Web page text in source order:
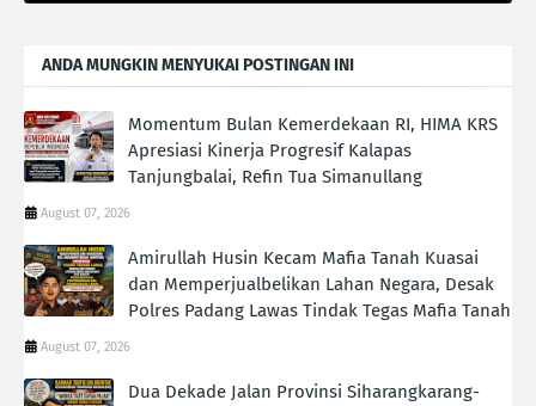
ANDA MUNGKIN MENYUKAI POSTINGAN INI
Momentum Bulan Kemerdekaan RI, HIMA KRS
Apresiasi Kinerja Progresif Kalapas
Tanjungbalai, Refin Tua Simanullang
August 07, 2026
Amirullah Husin Kecam Mafia Tanah Kuasai
dan Memperjualbelikan Lahan Negara, Desak
Polres Padang Lawas Tindak Tegas Mafia Tanah
August 07, 2026
Dua Dekade Jalan Provinsi Siharangkarang-